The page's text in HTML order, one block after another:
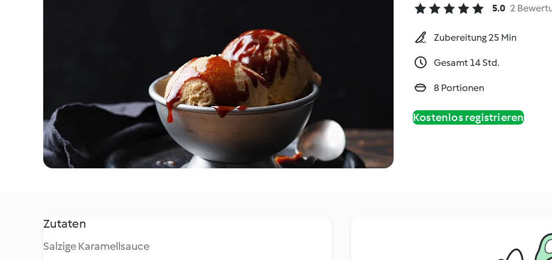
5.0 2
Zubereitung 25 Min
Gesamt 14 Std.
8 Portionen
Kostenlos registrieren
Zutaten
Salzige Karamellsauce